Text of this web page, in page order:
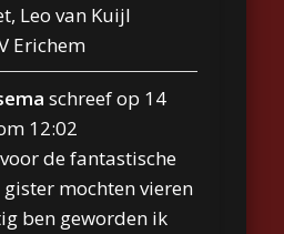
Leo van Kuijl
Erichem
schreef op 14
12:02
de fantastische
mochten vieren
ben geworden ik